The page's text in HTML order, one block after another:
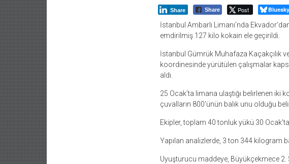
Share Share Post Bluesky
İstanbul Ambarlı Limanı’nda
emdirilmiş 127 kilo kokain ele geçirildi.
İstanbul Gümrük Muhafaza Kaçakçılık
koordinesinde yürütülen çalışmalar
aldı.
25 Ocak’ta limana ulaştığı belirlenen
çuvalların 800’ünün balık unu olduğu
Ekipler, toplam 40 tonluk yükü 30
Yapılan analizlerde, 3 ton 344 kilogram
Uyuşturucu maddeye, Büyükçekmece 2.